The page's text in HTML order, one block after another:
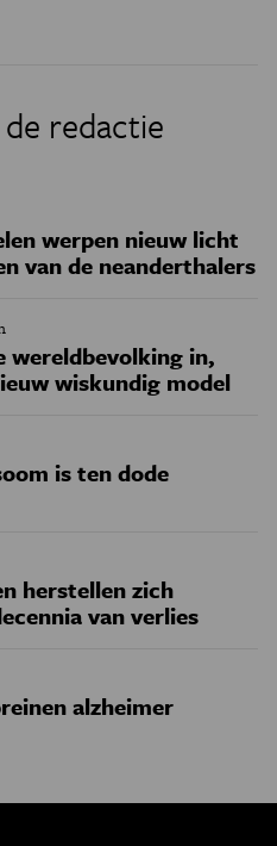
de redactie
werpen nieuw licht
van de neanderthalers
wereldbevolking in,
wiskundig model
is ten dode
herstellen zich
van verlies
alzheimer